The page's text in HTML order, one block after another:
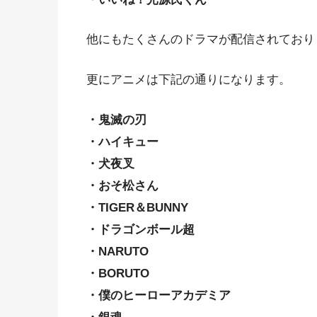
他にもたくさんのドラマが配信されてお
更にアニメは下記の通りになります。
・鬼滅の刃
・ハイキュー
・犬夜叉
・おそ松さん
・TIGER＆BUNNY
・ドラゴンボール超
・NARUTO
・BORUTO
・僕のヒーローアカデミア